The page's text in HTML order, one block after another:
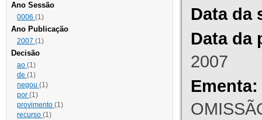
Ano Sessão
0006 (1)
Ano Publicação
2007 (1)
Decisão
ao (1)
de (1)
negou (1)
por (1)
provimento (1)
recurso (1)
Data da
Data da
2007
Ementa: